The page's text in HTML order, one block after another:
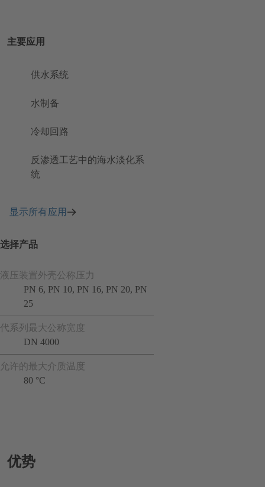
主要应用
供水系统
水制备
冷却回路
反渗透工艺中的海水淡化系
统
显示所有应用
选择产品
液压装置外壳公称压力
PN 6, PN 10, PN 16, PN 20, PN
25
代系列最大公称宽度
DN 4000
允许的最大介质温度
80 °C
优势